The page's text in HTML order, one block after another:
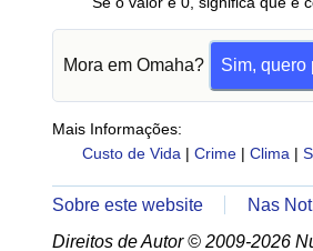
Mora em Omaha? Sim, quero
Mais Informações:
Custo de Vida | Crime | Clima |
Sobre este website
Nas
Direitos de Autor © 2009-2026